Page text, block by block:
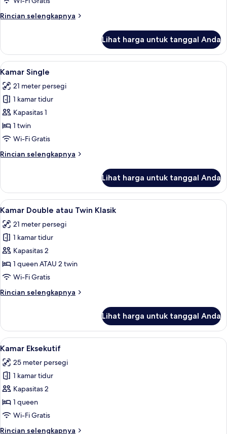
(2
3
children)
Rincian selengkapnya
Rincian
Kamar
Keluarga,
kamar
(2
adults
3
children)
Lihat harga untuk tanggal Anda
Lihat
semua
foto
untuk
Kamar
Single
Kamar Single | Brankas, meja kerja,
4
Kamar Single
21 meter persegi
1 kamar tidur
Kapasitas 1
1 twin
Wi-Fi Gratis
Rincian selengkapnya
Rincian
Kamar
Single
Lihat harga untuk tanggal Anda
Lihat
semua
foto
untuk
Kamar
Double
atau
Klasik
Kamar Double atau Twin Klasik |
7
Kamar Double atau Twin Klasik
21 meter persegi
1 kamar tidur
Kapasitas 2
1 queen ATAU 2 twin
Wi-Fi Gratis
Rincian selengkapnya
Rincian
Kamar
Double
atau
Klasik
Lihat harga untuk tanggal Anda
Lihat
semua
foto
untuk
Kamar
Eksekutif
Kamar Eksekutif | Brankas, meja
8
Kamar Eksekutif
25 meter persegi
1 kamar tidur
Kapasitas 2
1 queen
Wi-Fi Gratis
Rincian selengkapnya
Rincian